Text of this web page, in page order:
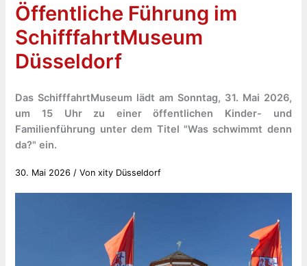
Öffentliche Führung im
SchifffahrtMuseum
Düsseldorf
Das SchifffahrtMuseum lädt am Sonntag, 31. Mai 2026,
um 15 Uhr zu einer öffentlichen Kinder- und
Familienführung unter dem Titel "Was schwimmt denn
da?" ein.
30. Mai 2026 / Vonxity Düsseldorf